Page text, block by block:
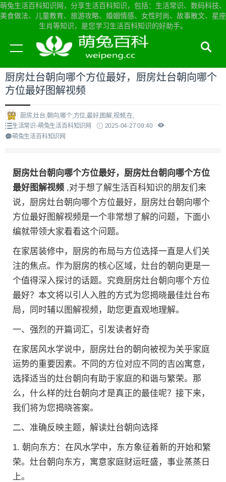
萌兔生活百科知识网，分享生活百科知识，包括：生活常识、数码科技、
美食做法、儿童教育、旅游攻略、婚姻情感、女性时尚、故事散文、星座
生肖等知识，是您学习生活百科知识的好助手。
当前位置： 萌兔生活百科知识网首页>生活常识
厨房灶台朝向哪个方位最好，厨房灶台朝向哪个
方位最好图解视频
厨房,灶台,朝向,哪个,方位,最好,图解,视频,在,
生活常识-萌兔生活百科知识网
2025-04-27 09:40
萌兔生活百科知识网
厨房灶台朝向哪个方位最好，厨房灶台朝向哪个方位
最好图解视频 ,对于想了解生活百科知识的朋友们来
说，厨房灶台朝向哪个方位最好，厨房灶台朝向哪个
方位最好图解视频是一个非常想了解的问题，下面小
编就带领大家看看这个问题。
在家居装修中，厨房的布局与方位选择一直是人们关
注的焦点。作为厨房的核心区域，灶台的朝向更是一
个值得深入探讨的话题。究竟厨房灶台朝向哪个方位
最好？本文将以引人入胜的方式为您揭晓最佳灶台布
局，同时辅以图解视频，助您更直观地理解。
一、强烈的开篇词汇，引发读者好奇
在家居风水学说中，厨房灶台的朝向被视为关乎家庭
运势的重要因素。不同的方位对应不同的吉凶寓意，
选择适当的灶台朝向有助于家庭的和谐与繁荣。那
么，什么样的灶台朝向才是真正的最佳呢？接下来，
我们将为您揭晓答案。
二、准确反映主题，解读灶台朝向选择
1. 朝向东方：在风水学中，东方象征着新的开始和繁
荣。灶台朝向东方，寓意家庭财运旺盛，事业蒸蒸日
上。